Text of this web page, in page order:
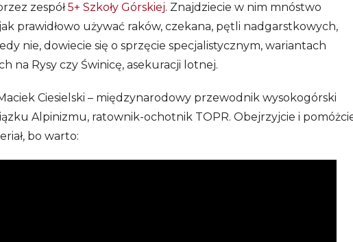
zespół5+ Szkoły Górskiej. Znajdziecie w nim mnóstwo
prawidłowo używać raków, czekana, pętli nadgarstkowych,
nie, dowiecie się o sprzęcie specjalistycznym, wariantach
na Rysy czy Świnicę, asekuracji lotnej.
Ciesielski – międzynarodowy przewodnik wysokogórski
Alpinizmu, ratownik-ochotnik TOPR. Obejrzyjcie i
bo warto: